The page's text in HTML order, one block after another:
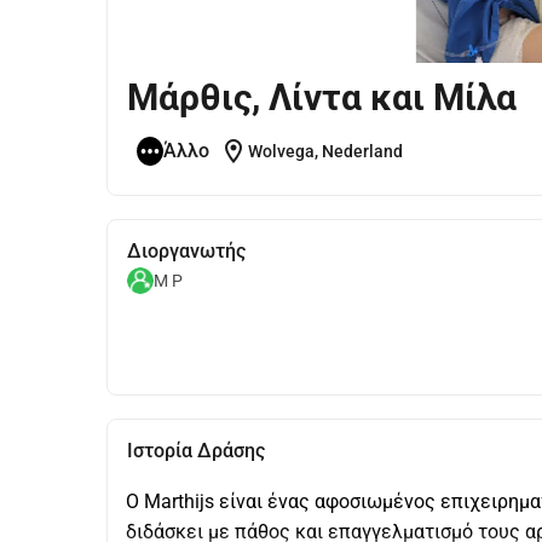
Μάρθις, Λίντα και Μίλα
Άλλο location_on Wolvega, Nederland
Διοργανωτής
M P
Ιστορία Δράσης
Ο Marthijs είναι ένας αφοσιωμένος
διδάσκει με πάθος και επαγγελματισμό τους